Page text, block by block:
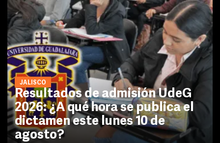
JALISCO
Resultados de admisión UdeG
2026: ¿A qué hora se publica el
dictamen este lunes 10 de
agosto?